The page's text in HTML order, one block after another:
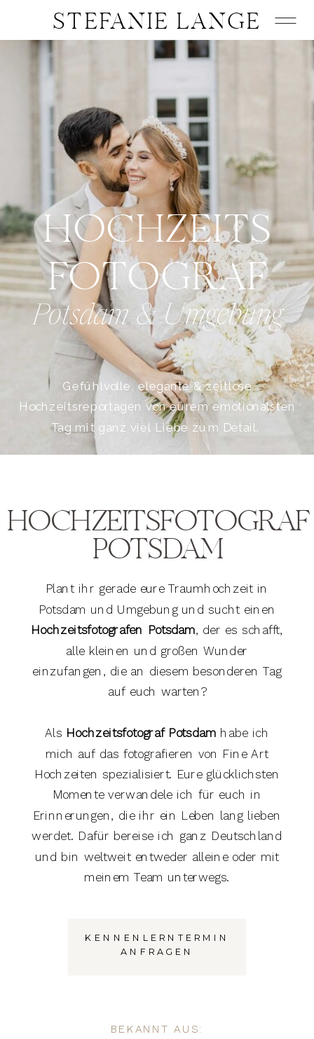
STEFANIE LANGE
HOCHZEITS
FOTOGRAF
Potsdam & Umgebung
Gefühlvolle, elegante & zeitlose
Hochzeitsreportagen von eurem emotionalsten
Tag mit ganz viel Liebe zum Detail.
KENNENLERNTERMIN
ANFRAGEN
Plant ihr gerade eure Traumhochzeit in
Potsdam und Umgebung und sucht einen
Hochzeitsfotografen Potsdam, der es schafft,
alle kleinen und großen Wunder
einzufangen, die an diesem besonderen Tag
auf euch warten?
Als Hochzeitsfotograf Potsdam habe ich
mich auf das fotografieren von Fine Art
Hochzeiten spezialisiert. Eure glücklichsten
Momente verwandele ich für euch in
Erinnerungen, die ihr ein Leben lang lieben
werdet. Dafür bereise ich ganz Deutschland
und bin weltweit entweder alleine oder mit
meinem Team unterwegs.
HOCHZEITSFOTOGRAF
POTSDAM
BEKANNT AUS: